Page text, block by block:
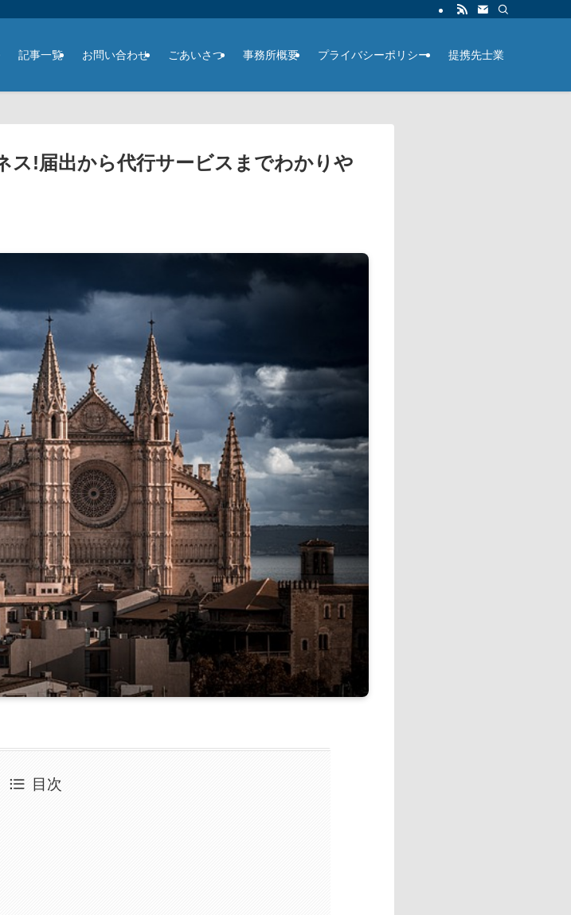
記事一覧 お問い合わせ ごあいさつ 事務所概要 プライバシーポリシー 提携先士業
ス!届出から代行サービスまでわかりや
目次